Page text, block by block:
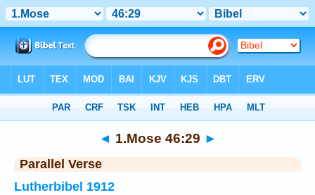
◄ 1.Mose 46:29 ►
Parallel Verse
Lutherbibel 1912